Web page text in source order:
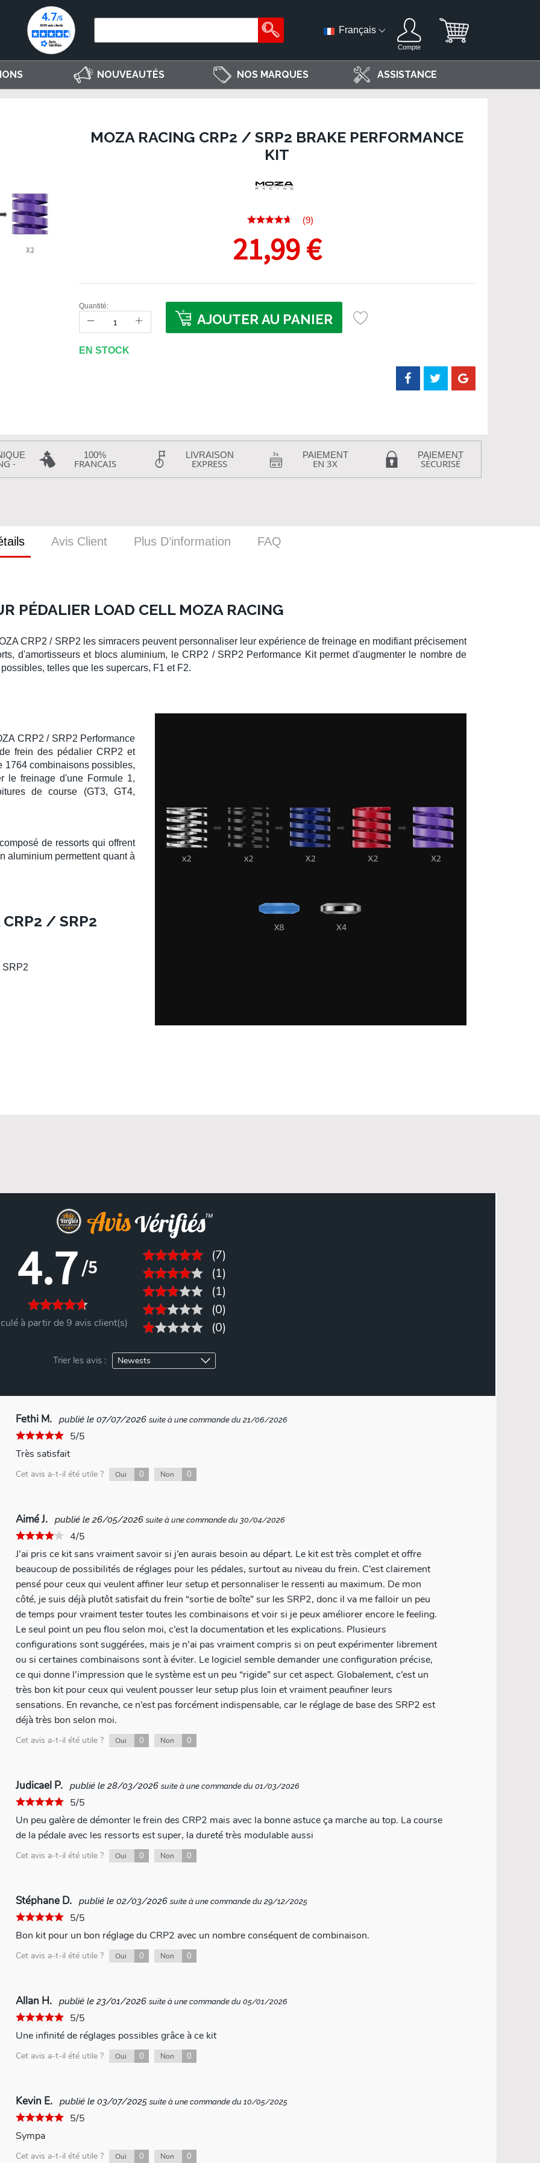
Français
Compte
NOUVEAUTÉS NOS MARQUES ASSISTANCE
MOZA RACING CRP2 / SRP2 BRAKE PERFORMANCE
KIT
(9)
21,99 €
Quantité:
AJOUTER AU PANIER
EN STOCK
-
100%
FRANCAIS
LIVRAISON
EXPRESS
PAIEMENT
EN 3X
PAIEMENT
SÉCURISÉ
PÉDALIER LOAD CELL MOZA RACING
CRP2 / SRP2 les simracers peuvent personnaliser leur expérience de freinage en modifiant précisement
d'amortisseurs et blocs aluminium, leCRP2 / SRP2 Performance Kitpermet d'augmenter le nombre de
telles que les supercars, F1 et F2.
CRP2 / SRP2 Performance
frein des pédalier CRP2 et
1764 combinaisons possibles,
le freinage d'une Formule 1,
de course (GT3, GT4,
de ressorts qui offrent
aluminium permettent quant à
CRP2 / SRP2
SRP2
Avis Client Plus D’information FAQ
4.7 /5
à partir de 9 avis client(s)
(7)
(1)
(1)
(0)
(0)
Trier les avis :
Fethi M. publié le 07/07/2026 suite à une commande du 21/06/2026
5/5
Très satisfait
Cet avis a-t-il été utile ? Oui 0 Non 0
Aimé J. publié le 26/05/2026 suite à une commande du 30/04/2026
4/5
J’ai pris ce kit sans vraiment savoir si j’en aurais besoin au départ. Le kit est très complet et offre
beaucoup de possibilités de réglages pour les pédales, surtout au niveau du frein. C’est clairement
pensé pour ceux qui veulent affiner leur setup et personnaliser le ressenti au maximum. De mon
côté, je suis déjà plutôt satisfait du frein “sortie de boîte” sur les SRP2, donc il va me falloir un peu
de temps pour vraiment tester toutes les combinaisons et voir si je peux améliorer encore le feeling.
Le seul point un peu flou selon moi, c’est la documentation et les explications. Plusieurs
configurations sont suggérées, mais je n’ai pas vraiment compris si on peut expérimenter librement
ou si certaines combinaisons sont à éviter. Le logiciel semble demander une configuration précise,
ce qui donne l’impression que le système est un peu “rigide” sur cet aspect. Globalement, c’est un
très bon kit pour ceux qui veulent pousser leur setup plus loin et vraiment peaufiner leurs
sensations. En revanche, ce n’est pas forcément indispensable, car le réglage de base des SRP2 est
déjà très bon selon moi.
Cet avis a-t-il été utile ? Oui 0 Non 0
Judicael P. publié le 28/03/2026 suite à une commande du 01/03/2026
5/5
Un peu galère de démonter le frein des CRP2 mais avec la bonne astuce ça marche au top. La course
de la pédale avec les ressorts est super, la dureté très modulable aussi
Cet avis a-t-il été utile ? Oui 0 Non 0
Stéphane D. publié le 02/03/2026 suite à une commande du 29/12/2025
5/5
Bon kit pour un bon réglage du CRP2 avec un nombre conséquent de combinaison.
Cet avis a-t-il été utile ? Oui 0 Non 0
Allan H. publié le 23/01/2026 suite à une commande du 05/01/2026
5/5
Une infinité de réglages possibles grâce à ce kit
Cet avis a-t-il été utile ? Oui 0 Non 0
Kevin E. publié le 03/07/2025 suite à une commande du 10/05/2025
5/5
Sympa
Cet avis a-t-il été utile ? Oui 0 Non 0